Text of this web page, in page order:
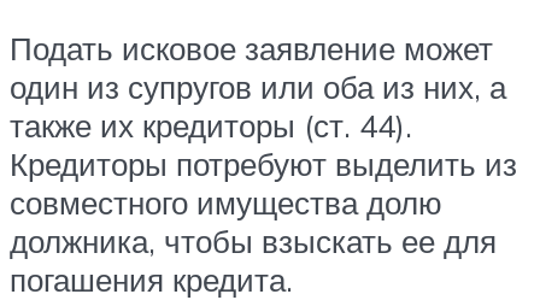
Подать исковое заявление может
один из супругов или оба из них, а
также их кредиторы (ст. 44).
Кредиторы потребуют выделить из
совместного имущества долю
должника, чтобы взыскать ее для
погашения кредита.